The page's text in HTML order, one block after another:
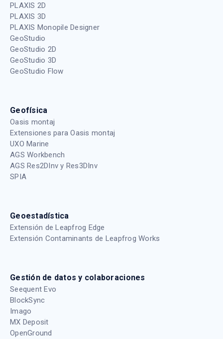
PLAXIS 2D
PLAXIS 3D
PLAXIS Monopile Designer
GeoStudio
GeoStudio 2D
GeoStudio 3D
GeoStudio Flow
Geofísica
Oasis montaj
Extensiones para Oasis montaj
UXO Marine
AGS Workbench
AGS Res2DInv y Res3DInv
SPIA
Geoestadística
Extensión de Leapfrog Edge
Extensión Contaminants de Leapfrog Works
Gestión de datos y colaboraciones
Seequent Evo
BlockSync
Imago
MX Deposit
OpenGround